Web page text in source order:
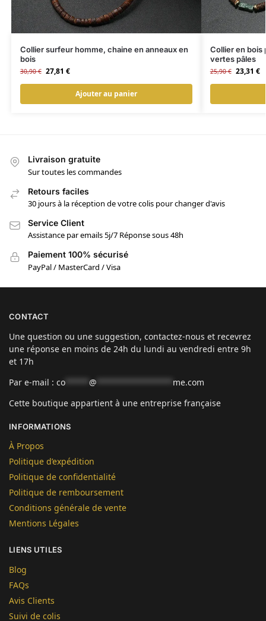
Collier surfeur homme, chaine en anneaux en
bois
30,90€ 27,81 €
Ajouter au panier
Collier en bois
vertes pâles
25,90€ 23,31 €
Livraison gratuite
Sur toutes les commandes
Retours faciles
30 jours à la réception de votre colis pour changer d'avis
Service Client
Assistance par emails 5j/7 Réponse sous 48h
Paiement 100% sécurisé
PayPal / MasterCard / Visa
CONTACT
Une question ou une suggestion, contactez-nous et recevrez
une réponse en moins de 24h du lundi au vendredi entre 9h
et 17h
Par e-mail : co @
me.com
Cette boutique appartient à une entreprise française
INFORMATIONS
À Propos
Politique d’expédition
Politique de confidentialité
Politique de remboursement
Conditions générale de vente
Mentions Légales
LIENS UTILES
Blog
FAQs
Avis Clients
Suivi de colis